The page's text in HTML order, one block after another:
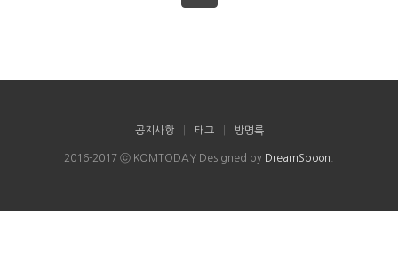
공지사항 태그 방명록
2016-2017 ⓒ KOMTODAY Designed by DreamSpoon